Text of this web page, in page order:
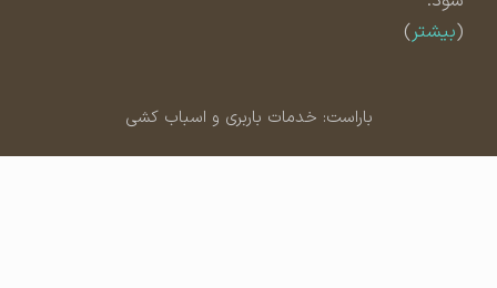
بیشتر)
باراست: خدمات باربری و اسباب کشی